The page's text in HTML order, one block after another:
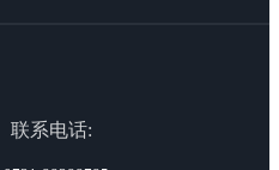
联系电话: